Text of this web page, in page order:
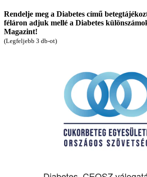
Rendelje meg a Diabetes című
féláron adjuk mellé a Diabetes
Magazint!
(Legfeljebb 3 db-ot)